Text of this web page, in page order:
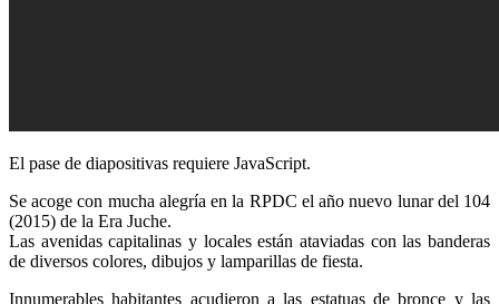
El pase de diapositivas requiere JavaScript.
Se acoge con mucha alegría en la RPDC el año nuevo lunar del 104
(2015) de la Era Juche.
Las avenidas capitalinas y locales están ataviadas con las banderas
de diversos colores, dibujos y lamparillas de fiesta.
Innumerables habitantes acudieron a las estatuas de bronce y las